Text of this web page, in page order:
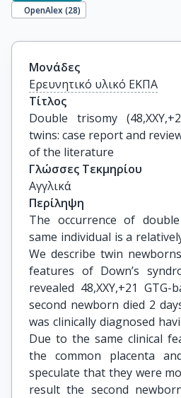
OpenAlex (28)
Μονάδες
Ερευνητικό υλικό ΕΚΠΑ
Τίτλος
Double trisomy
twins: case report and
of the literature
Γλώσσες Τεκμηρίου
Αγγλικά
Περίληψη
The occurrence of
same individual is a
We describe twin
features of Down’s
revealed 48,XXY,+21
second newborn died 2
was clinically diagnosed
Due to the same clinical
the common placenta
speculate that they were
result the second